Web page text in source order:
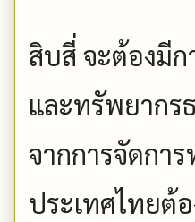
สิบสี่ จะต้องมี
และทรัพยากร
จากการจัดกา
ประเทศไทยต้